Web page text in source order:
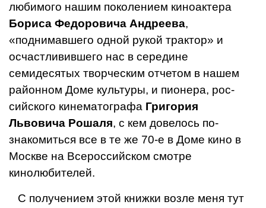
любимого нашим поколением киноактера
Бориса Федоровича Андреева,
«поднимавшего одной рукой трактор» и
осчастливив­шего нас в середине
семидесятых творческим отчетом в нашем
район­ном Доме культуры, и пионера, рос­
сийского кинематографа Григория
Львовича Рошаля, с кем довелось по­
знакомиться все в те же 70-е в Доме кино в
Москве на Всероссийском смотре
кинолюбителей.
С получением этой книжки возле меня тут